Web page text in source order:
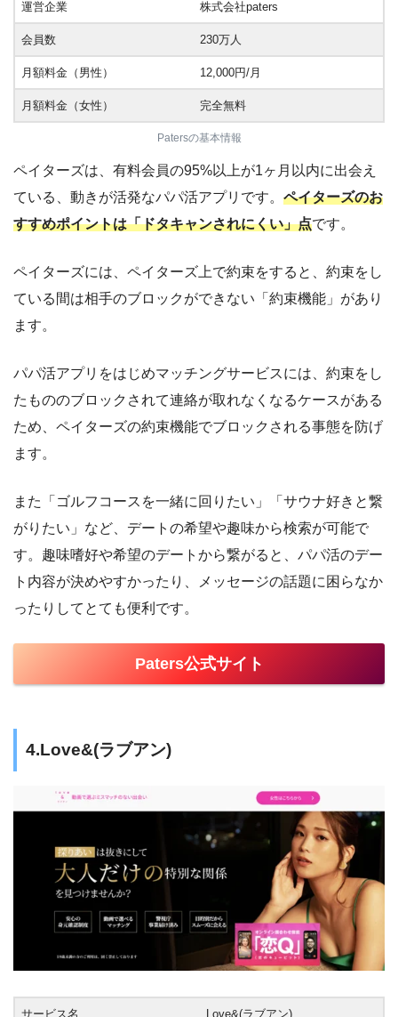
運営企業 株式会社paters
会員数 230万人
月額料金（男性） 12,000円/月
月額料金（女性） 完全無料
Patersの基本情報
ペイターズは、有料会員の95%以上が1ヶ月以内に出会え
ている、動きが活発なパパ活アプリです。 ペイターズのお
すすめポイントは「ドタキャンされにくい」点です。
ペイターズには、ペイターズ上で約束をすると、約束をし
ている間は相手のブロックができない「約束機能」があり
ます。
パパ活アプリをはじめマッチングサービスには、約束をし
たもののブロックされて連絡が取れなくなるケースがある
ため、ペイターズの約束機能でブロックされる事態を防げ
ます。
また「ゴルフコースを一緒に回りたい」「サウナ好きと繋
がりたい」など、デートの希望や趣味から検索が可能で
す。趣味嗜好や希望のデートから繋がると、パパ活のデー
ト内容が決めやすかったり、メッセージの話題に困らなか
ったりしてとても便利です。
Paters公式サイト
4.Love&(ラブアン)
サービス名 Love&(ラブアン)